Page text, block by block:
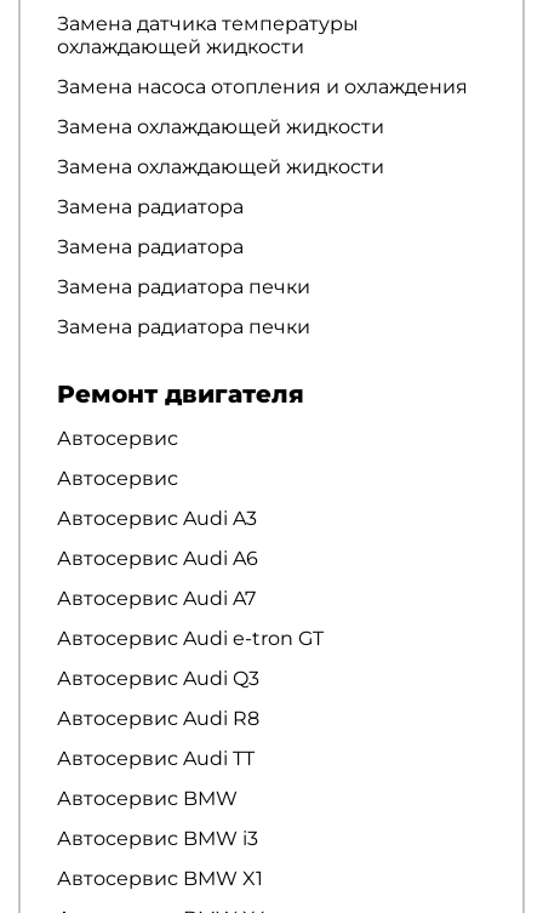
Замена датчика температуры
охлаждающей жидкости
Замена насоса отопления и охлаждения
Замена охлаждающей жидкости
Замена охлаждающей жидкости
Замена радиатора
Замена радиатора
Замена радиатора печки
Замена радиатора печки
Ремонт двигателя
Автосервис
Автосервис
Автосервис Audi A3
Автосервис Audi A6
Автосервис Audi A7
Автосервис Audi e-tron GT
Автосервис Audi Q3
Автосервис Audi R8
Автосервис Audi TT
Автосервис BMW
Автосервис BMW i3
Автосервис BMW X1